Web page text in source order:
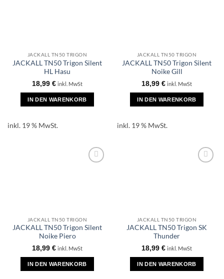
JACKALL TN50 TRIGON
JACKALL TN50 Trigon Silent
HL Hasu
18,99 € inkl. MwSt
IN DEN WARENKORB
inkl. 19 % MwSt.
JACKALL TN50 TRIGON
JACKALL TN50 Trigon Silent
Noike Gill
18,99 € inkl. MwSt
IN DEN WARENKORB
inkl. 19 % MwSt.
JACKALL TN50 TRIGON
JACKALL TN50 Trigon Silent
Noike Piero
18,99 € inkl. MwSt
IN DEN WARENKORB
JACKALL TN50 TRIGON
JACKALL TN50 Trigon SK
Thunder
18,99 € inkl. MwSt
IN DEN WARENKORB